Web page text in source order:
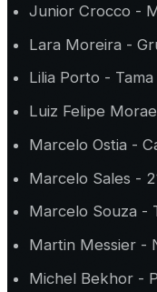
Junior Crocco -
Lara Moreira -
Lilia Porto -
Luiz Felipe
Marcelo Ostia -
Marcelo Sales -
Marcelo Souza -
Martin Messier -
Michel Bekhor -